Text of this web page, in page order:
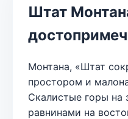
Штат
Монтана, «Штат
простором и
Скалистые горы на
равнинами на